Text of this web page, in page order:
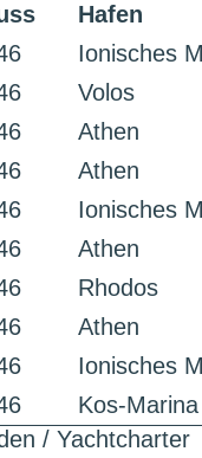
Hafen
Ionisches
Volos
Athen
Athen
Ionisches
Athen
Rhodos
Athen
Ionisches
Kos-
/ Yachtcharter